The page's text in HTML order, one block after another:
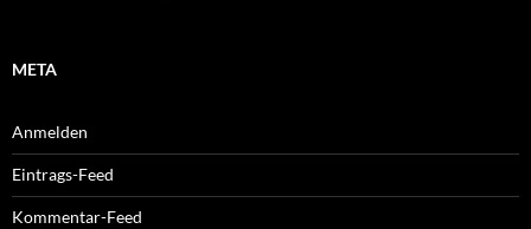
META
Anmelden
Eintrags-Feed
Kommentar-Feed